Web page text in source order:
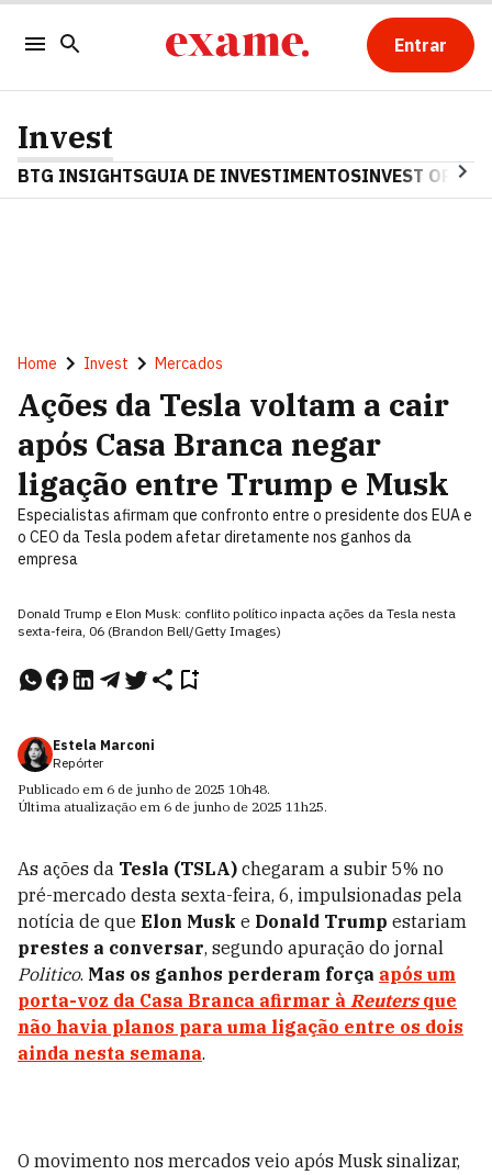
Entrar
Invest
BTG INSIGHTSGUIA DE INVESTIMENTOSINVEST OPINA
Home Invest Mercados
Ações da Tesla voltam a cair
após Casa Branca negar
ligação entre Trump e Musk
Especialistas afirmam que confronto entre o presidente dos EUA e
o CEO da Tesla podem afetar diretamente nos ganhos da
empresa
Donald Trump e Elon Musk: conflito político inpacta ações da Tesla nesta
sexta-feira, 06 (Brandon Bell/Getty Images)
Estela Marconi
Repórter
Publicado em 6 de junho de 2025 10h48.
Última atualização em 6 de junho de 2025 11h25.
As ações da Tesla (TSLA) chegaram a subir 5% no
pré-mercado desta sexta-feira, 6, impulsionadas pela
notícia de que Elon Musk e Donald Trump estariam
prestes a conversar, segundo apuração do jornal
Politico. Mas os ganhos perderam força após um
porta-voz da Casa Branca afirmar à Reutersque
não havia planos para uma ligação entre os dois
ainda nesta semana.
O movimento nos mercados veio após Musk sinalizar,